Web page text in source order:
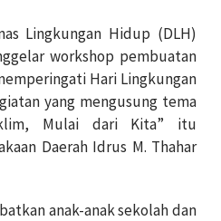
Lingkungan Hidup (DLH)
workshop pembuatan
Hari Lingkungan
yang mengusung tema
Mulai dari Kita” itu
Daerah Idrus M. Thahar
anak-anak sekolah dan